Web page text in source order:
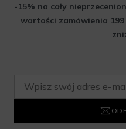
-15% na cały
wartości zamówienia 199